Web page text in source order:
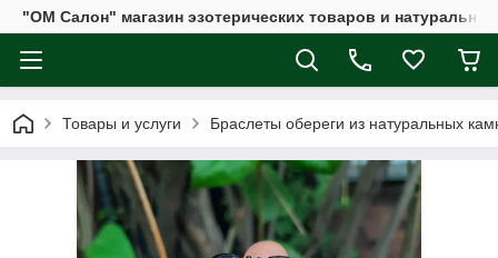
"ОМ Салон" магазин эзотерических товаров и
Товары и услуги Браслеты обереги из натуральных